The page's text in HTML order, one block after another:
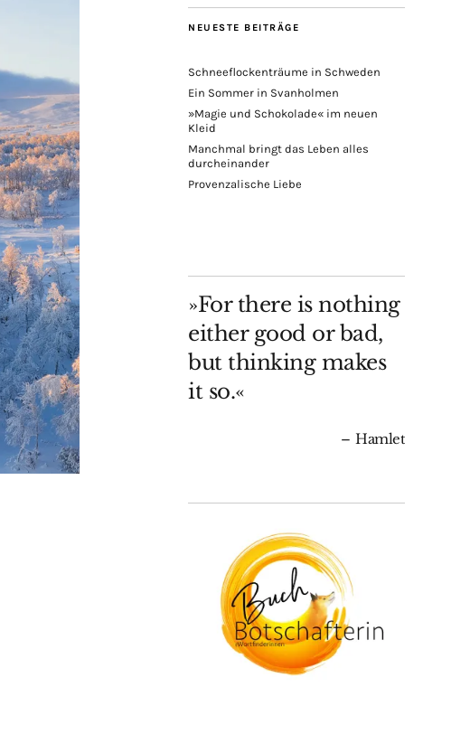
NEUESTE BEITRÄGE
Schneeflockenträume in Schweden
Ein Sommer in Svanholmen
»Magie und Schokolade« im neuen
Kleid
Manchmal bringt das Leben alles
durcheinander
Provenzalische Liebe
»For there is nothing
either good or bad,
but thinking makes
it so.«
Hamlet